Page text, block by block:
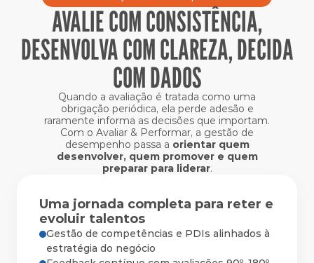
AVALIE COM CONSISTÊNCIA,
DESENVOLVA COM CLAREZA, DECIDA
COM DADOS
Quando a avaliação é tratada como uma
obrigação periódica, ela perde adesão e
raramente informa as decisões que importam.
Com o Avaliar & Performar, a gestão de
desempenho passa a orientar quem
desenvolver, quem promover e quem
preparar para liderar.
Uma jornada completa para reter e
evoluir talentos
Gestão de competências e PDIs alinhados à
estratégia do negócio